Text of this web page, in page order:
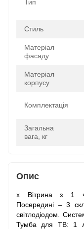
Тип
Стиль
Матеріал
фасаду
Матеріал
корпусу
Комплектація
Загальна
вага, кг
Опис
x Вітрина з 1
Посередині – 3
світлодіодом.
Тумба для ТВ: 1